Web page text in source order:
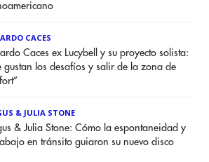
CACES
Caces ex Lucybell y su proyecto solista:
gustan los desafíos y salir de la zona de
& JULIA STONE
& Julia Stone: Cómo la espontaneidad y
en tránsito guiaron su nuevo disco